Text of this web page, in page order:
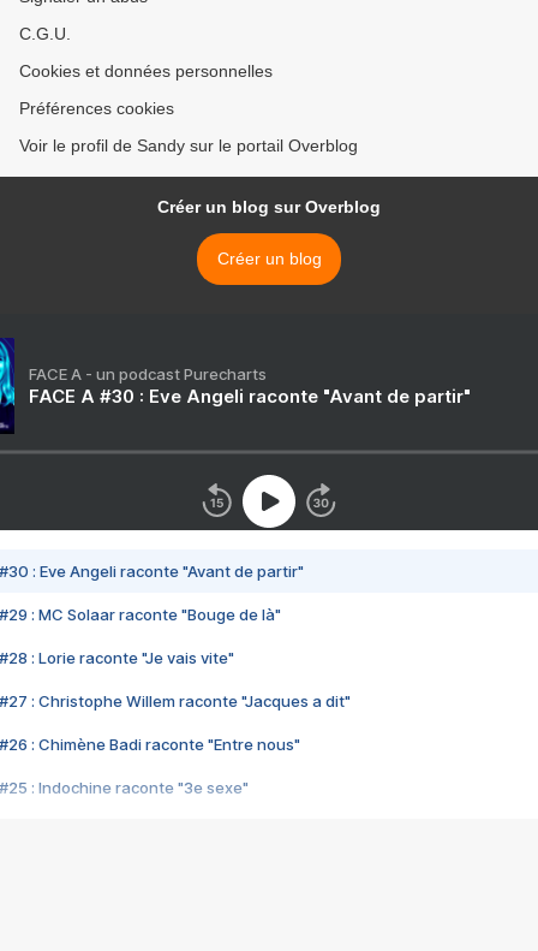
C.G.U.
Cookies et données personnelles
Préférences cookies
Voir le profil de Sandy sur le portail Overblog
Créer un blog sur Overblog
Créer un blog
FACE A - un podcast Purecharts
FACE A #30 : Eve Angeli raconte "Avant de partir"
#30 : Eve Angeli raconte "Avant de partir"
#29 : MC Solaar raconte "Bouge de là"
#28 : Lorie raconte "Je vais vite"
#27 : Christophe Willem raconte "Jacques a dit"
#26 : Chimène Badi raconte "Entre nous"
#25 : Indochine raconte "3e sexe"